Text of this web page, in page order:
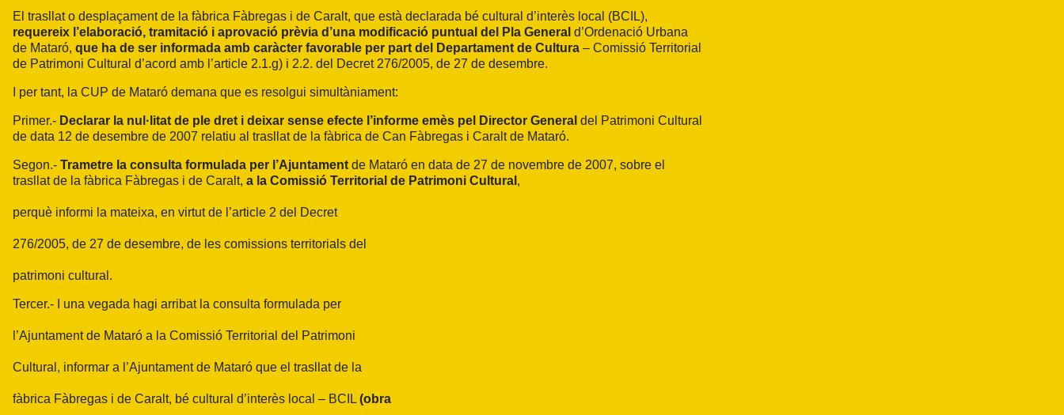
El trasllat o desplaçament de la fàbrica Fàbregas i de Caralt, que està declarada bé cultural d’interès local (BCIL),
requereix l’elaboració, tramitació i aprovació prèvia d’una modificació puntual del Pla General d’Ordenació Urbana
de Mataró, que ha de ser informada amb caràcter favorable per part del Departament de Cultura – Comissió Territorial
de Patrimoni Cultural d’acord amb l’article 2.1.g) i 2.2. del Decret 276/2005, de 27 de desembre.
I per tant, la CUP de Mataró demana que es resolgui simultàniament:
Primer.- Declarar la nul·litat de ple dret i deixar sense efecte l’informe emès pel Director General del Patrimoni Cultural
de data 12 de desembre de 2007 relatiu al trasllat de la fàbrica de Can Fàbregas i Caralt de Mataró.
Segon.- Trametre la consulta formulada per l’Ajuntament de Mataró en data de 27 de novembre de 2007, sobre el
trasllat de la fàbrica Fàbregas i de Caralt, a la Comissió Territorial de Patrimoni Cultural ,
perquè informi la mateixa, en virtut de l’article 2 del Decret
276/2005, de 27 de desembre, de les comissions territorials del
patrimoni cultural.
Tercer.- I una vegada hagi arribat la consulta formulada per
l’Ajuntament de Mataró a la Comissió Territorial del Patrimoni
Cultural, informar a l’Ajuntament de Mataró que el trasllat de la
fàbrica Fàbregas i de Caralt, bé cultural d’interès local – BCIL (obra